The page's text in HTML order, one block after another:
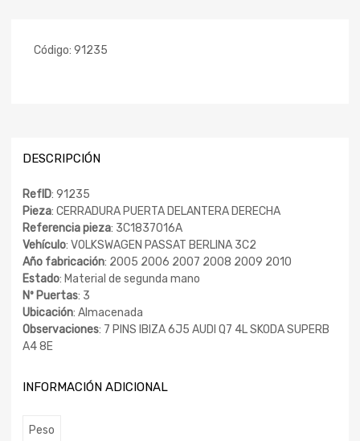
Código: 91235
DESCRIPCIÓN
RefID: 91235
Pieza: CERRADURA PUERTA DELANTERA DERECHA
Referencia pieza: 3C1837016A
Vehículo: VOLKSWAGEN PASSAT BERLINA 3C2
Año fabricación: 2005 2006 2007 2008 2009 2010
Estado: Material de segunda mano
Nº Puertas: 3
Ubicación: Almacenada
Observaciones: 7 PINS IBIZA 6J5 AUDI Q7 4L SKODA SUPERB
A4 8E
INFORMACIÓN ADICIONAL
Peso